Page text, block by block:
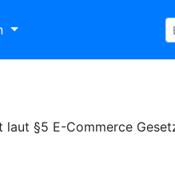
§5 E-Commerce